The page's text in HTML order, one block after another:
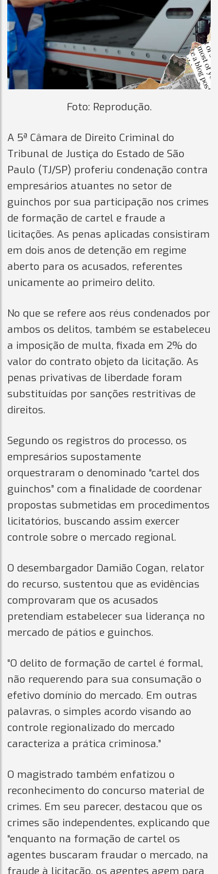
Foto: Reprodução.
A 5ª Câmara de Direito Criminal do
Tribunal de Justiça do Estado de São
Paulo (TJ/SP) proferiu condenação contra
empresários atuantes no setor de
guinchos por sua participação nos crimes
de formação de cartel e fraude a
licitações. As penas aplicadas consistiram
em dois anos de detenção em regime
aberto para os acusados, referentes
unicamente ao primeiro delito.
No que se refere aos réus condenados por
ambos os delitos, também se estabeleceu
a imposição de multa, fixada em 2% do
valor do contrato objeto da licitação. As
penas privativas de liberdade foram
substituídas por sanções restritivas de
direitos.
Segundo os registros do processo, os
empresários supostamente
orquestraram o denominado “cartel dos
guinchos” com a finalidade de coordenar
propostas submetidas em procedimentos
licitatórios, buscando assim exercer
controle sobre o mercado regional.
O desembargador Damião Cogan, relator
do recurso, sustentou que as evidências
comprovaram que os acusados
pretendiam estabelecer sua liderança no
mercado de pátios e guinchos.
“O delito de formação de cartel é formal,
não requerendo para sua consumação o
efetivo domínio do mercado. Em outras
palavras, o simples acordo visando ao
controle regionalizado do mercado
caracteriza a prática criminosa.”
O magistrado também enfatizou o
reconhecimento do concurso material de
crimes. Em seu parecer, destacou que os
crimes são independentes, explicando que
“enquanto na formação de cartel os
agentes buscaram fraudar o mercado, na
fraude à licitação, os agentes agem para